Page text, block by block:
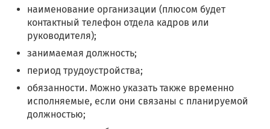
наименование организации (плюсом будет
контактный телефон отдела кадров или
руководителя);
занимаемая должность;
период трудоустройства;
обязанности. Можно указать также временно
исполняемые, если они связаны с планируемой
должностью;